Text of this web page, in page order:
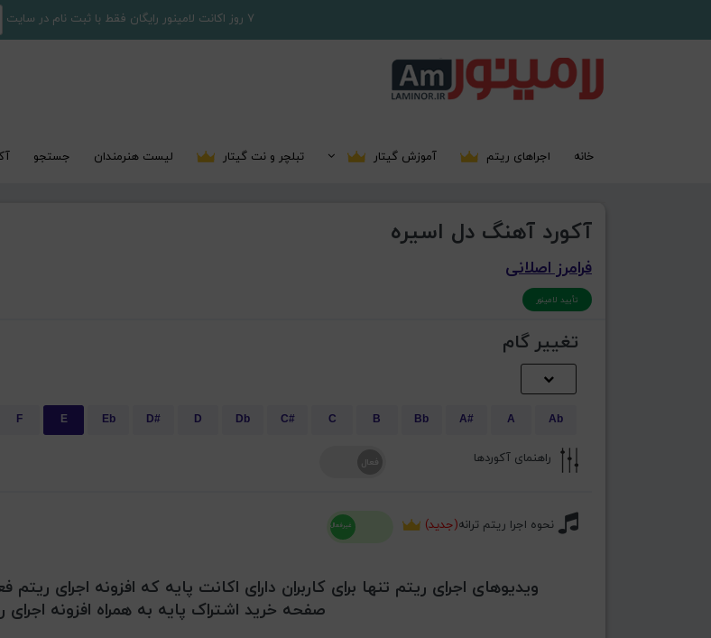
7 روز اکانت لامینور رایگان فقط با ثبت نام در سایت
خانه اجراهای ریتم آموزش گیتار تبلچر و نت گیتار لیست هنرمندان جستجو
آکورد آهنگ دل اسیره
فرامرز اصلانی
تأیید لامینور
تغییر گام
Ab
A
A#
Bb
B
C
C#
Db
D
D#
Eb
E
F
راهنمای آکوردها
نحوه اجرا ریتم ترانه(جدید)
ویدیوهای اجرای ریتم تنها برای کاربران دارای اکانت پایه که افزونه اجرای
صفحه خرید اشتراک پایه به همراه افزونه اجرای